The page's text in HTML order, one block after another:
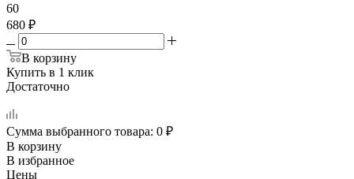
60
680 ₽
В корзину
Купить в 1 клик
Достаточно
Сумма выбранного товара: 0 ₽
В корзину
В избранное
Цены